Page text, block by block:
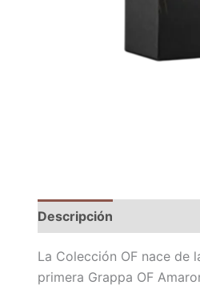
Descripción
La Colección OF nace de
primera Grappa OF